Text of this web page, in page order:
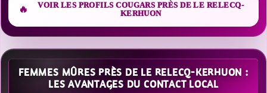
VOIR LES PROFILS COUGARS PRÈS DE LE RELECQ-
KERHUON
FEMMES MÛRES PRÈS DE LE RELECQ-KERHUON :
LES AVANTAGES DU CONTACT LOCAL